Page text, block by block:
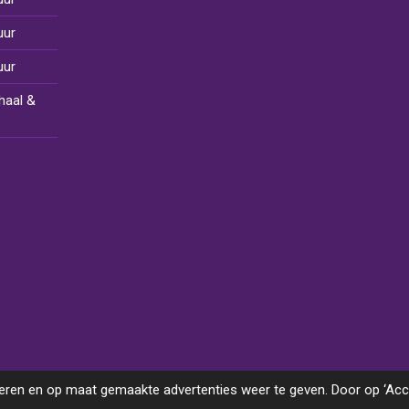
en op maat gemaakte advertenties weer te geven. Door op
&